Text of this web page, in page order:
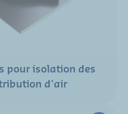
pour isolation des
d'air